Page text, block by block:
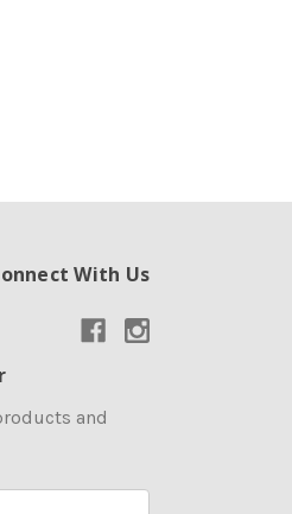
With Us
and